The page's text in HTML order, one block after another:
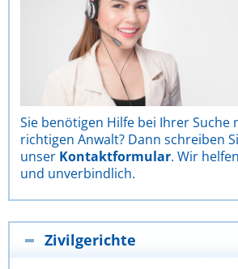
Sie benötigen Hilfe bei Ihrer Suche
richtigen Anwalt? Dann schreiben
unser Kontaktformular. Wir
und unverbindlich.
Zivilgerichte